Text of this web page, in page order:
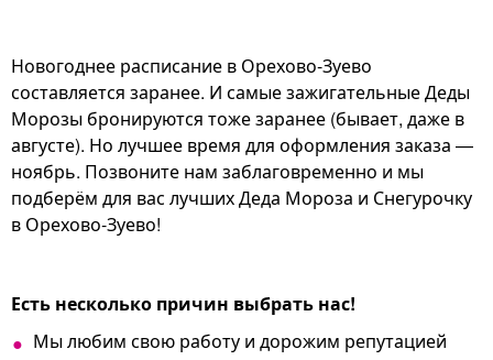
Новогоднее расписание в Орехово-Зуево
составляется заранее. И самые зажигательные Деды
Морозы бронируются тоже заранее (бывает, даже в
августе). Но лучшее время для оформления заказа —
ноябрь. Позвоните нам заблаговременно и мы
подберём для вас лучших Деда Мороза и Снегурочку
в Орехово-Зуево!
Есть несколько причин выбрать нас!
Мы любим свою работу и дорожим репутацией